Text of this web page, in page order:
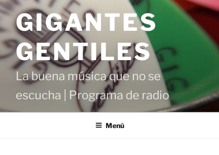
Saltar
contenido
GIGANTES
GENTILES
La buena música que no se
escucha | Programa de radio
Menú